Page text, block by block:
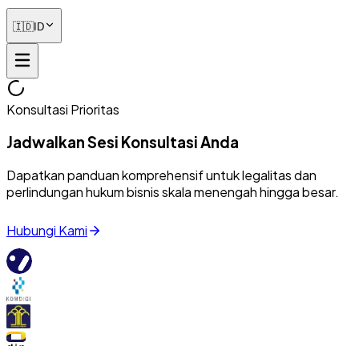
🇮🇩ID
Konsultasi Prioritas
Jadwalkan Sesi Konsultasi Anda
Dapatkan panduan komprehensif untuk legalitas dan
perlindungan hukum bisnis skala menengah hingga besar.
Hubungi Kami